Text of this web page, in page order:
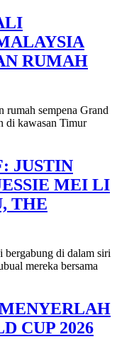
RUMAH
rumah sempena Grand
di kawasan Timur
JUSTIN
MEI LI
THE
bergabung di dalam siri
mereka bersama
CUP 2026